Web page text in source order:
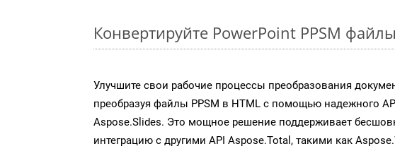
Конвертируйте PowerPoint PPSM
Улучшите свои рабочие процессы преобразования
преобразуя файлы PPSM в HTML с помощью надежного
Aspose.Slides. Это мощное решение поддерживает
интеграцию с другими API Aspose.Total, такими как